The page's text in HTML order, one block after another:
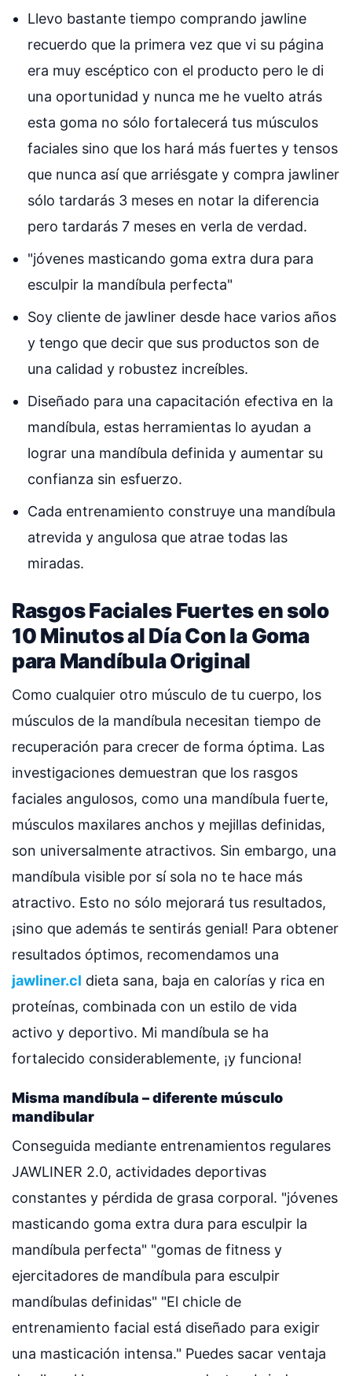
Llevo bastante tiempo comprando jawline
recuerdo que la primera vez que vi su página
era muy escéptico con el producto pero le di
una oportunidad y nunca me he vuelto atrás
esta goma no sólo fortalecerá tus músculos
faciales sino que los hará más fuertes y tensos
que nunca así que arriésgate y compra jawliner
sólo tardarás 3 meses en notar la diferencia
pero tardarás 7 meses en verla de verdad.
"jóvenes masticando goma extra dura para
esculpir la mandíbula perfecta"
Soy cliente de jawliner desde hace varios años
y tengo que decir que sus productos son de
una calidad y robustez increíbles.
Diseñado para una capacitación efectiva en la
mandíbula, estas herramientas lo ayudan a
lograr una mandíbula definida y aumentar su
confianza sin esfuerzo.
Cada entrenamiento construye una mandíbula
atrevida y angulosa que atrae todas las
miradas.
Rasgos Faciales Fuertes en solo
10 Minutos al Día Con la Goma
para Mandíbula Original
Como cualquier otro músculo de tu cuerpo, los
músculos de la mandíbula necesitan tiempo de
recuperación para crecer de forma óptima. Las
investigaciones demuestran que los rasgos
faciales angulosos, como una mandíbula fuerte,
músculos maxilares anchos y mejillas definidas,
son universalmente atractivos. Sin embargo, una
mandíbula visible por sí sola no te hace más
atractivo. Esto no sólo mejorará tus resultados,
¡sino que además te sentirás genial! Para obtener
resultados óptimos, recomendamos una
jawliner.cl dieta sana, baja en calorías y rica en
proteínas, combinada con un estilo de vida
activo y deportivo. Mi mandíbula se ha
fortalecido considerablemente, ¡y funciona!
Misma mandíbula – diferente músculo
mandibular
Conseguida mediante entrenamientos regulares
JAWLINER 2.0, actividades deportivas
constantes y pérdida de grasa corporal. "jóvenes
masticando goma extra dura para esculpir la
mandíbula perfecta" "gomas de fitness y
ejercitadores de mandíbula para esculpir
mandíbulas definidas" "El chicle de
entrenamiento facial está diseñado para exigir
una masticación intensa." Puedes sacar ventaja